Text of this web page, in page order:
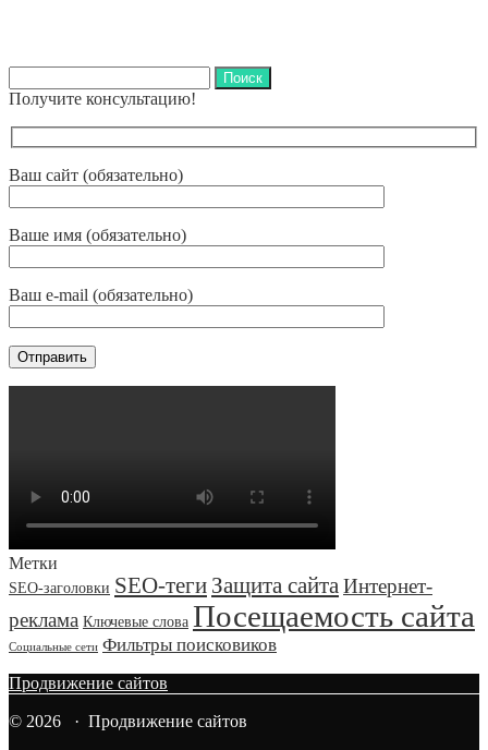
Получите консультацию!
Ваш сайт (обязательно)
Ваше имя (обязательно)
Ваш e-mail (обязательно)
Метки
SEO-заголовки SEO-теги Защита сайта Интернет-
реклама Ключевые слова Посещаемость сайта
Социальные сети Фильтры поисковиков
Продвижение сайтов
© 2026 · Продвижение сайтов